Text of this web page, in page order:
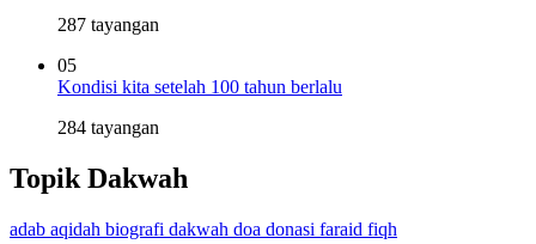
287 tayangan
05
Kondisi kita setelah 100 tahun berlalu
284 tayangan
Topik Dakwah
adab aqidah biografi dakwah doa donasi faraid fiqh